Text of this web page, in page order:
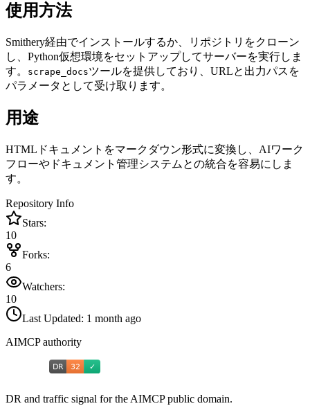
使用方法
Smithery経由でインストールするか、リポジトリをクローン
し、Python仮想環境をセットアップしてサーバーを実行しま
す。
scrape_docsツールを提供しており、URLと出力パスを
パラメータとして受け取ります。
用途
HTMLドキュメントをマークダウン形式に変換し、AIワーク
フローやドキュメント管理システムとの統合を容易にしま
す。
Repository Info
Stars:
10
Forks:
6
Watchers:
10
Last Updated: 1 month ago
AIMCP authority
DR and traffic signal for the AIMCP public domain.